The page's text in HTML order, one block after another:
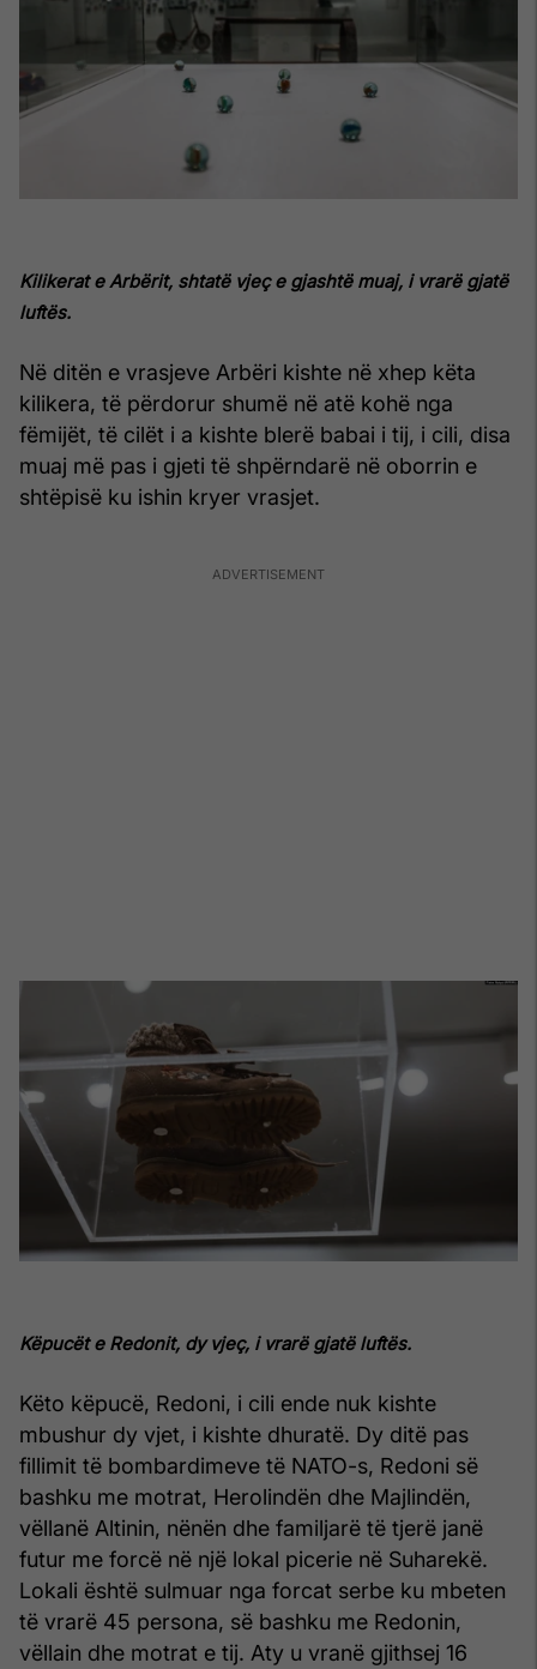
Kilikerat e Arbërit, shtatë vjeç e gjashtë muaj, i vrarë gjatë
luftës.
Në ditën e vrasjeve Arbëri kishte në xhep këta
kilikera, të përdorur shumë në atë kohë nga
fëmijët, të cilët i a kishte blerë babai i tij, i cili, disa
muaj më pas i gjeti të shpërndarë në oborrin e
shtëpisë ku ishin kryer vrasjet.
Këpucët e Redonit, dy vjeç, i vrarë gjatë luftës.
Këto këpucë, Redoni, i cili ende nuk kishte
mbushur dy vjet, i kishte dhuratë. Dy ditë pas
fillimit të bombardimeve të NATO-s, Redoni së
bashku me motrat, Herolindën dhe Majlindën,
vëllanë Altinin, nënën dhe familjarë të tjerë janë
futur me forcë në një lokal picerie në Suharekë.
Lokali është sulmuar nga forcat serbe ku mbeten
të vrarë 45 persona, së bashku me Redonin,
vëllain dhe motrat e tij. Aty u vranë gjithsej 16